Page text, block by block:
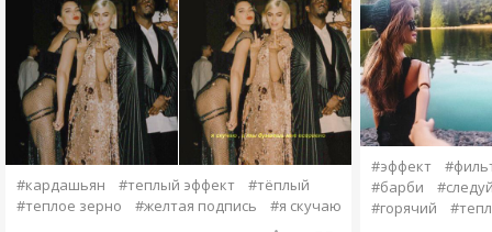
#кардашьян #теплый эффект
#тёплый
#теплое зерно
#желтая подпись #я скучаю
#эффект
#барби
#горячий